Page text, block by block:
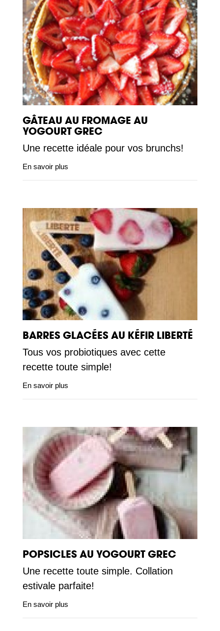
GÂTEAU AU FROMAGE AU
YOGOURT GREC
Une recette idéale pour vos brunchs!
En savoir plus
BARRES GLACÉES AU KÉFIR LIBERTÉ
Tous vos probiotiques avec cette
recette toute simple!
En savoir plus
POPSICLES AU YOGOURT GREC
Une recette toute simple. Collation
estivale parfaite!
En savoir plus